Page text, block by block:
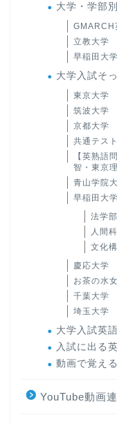
大学・学部
GMARCH
立教大学
早稲田大学
大学入試そ
東京大学
筑波大学
京都大学
共通テス
【英熟語
智・東京
青山学院
早稲田大学
法学部
人間
文化
慶応大学
お茶の水
千葉大学
埼玉大学
大学入試英
入試に出る
動画で覚え
YouTube動画